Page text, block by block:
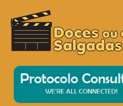
DOCES OU SALGADAS?
O Cinema? Uma Paixão!!